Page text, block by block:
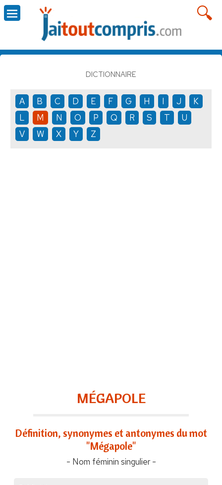
DICTIONNAIRE
A B C D E F G H I J
K
L
M N O P Q R S T
U
V
W X Y Z
MÉGAPOLE
Définition, synonymes et antonymes du mot
"Mégapole"
- Nom féminin singulier -